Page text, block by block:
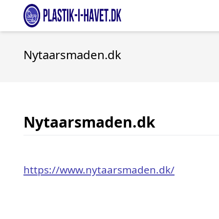
Nytaarsmaden.dk
Nytaarsmaden.dk
https://www.nytaarsmaden.dk/